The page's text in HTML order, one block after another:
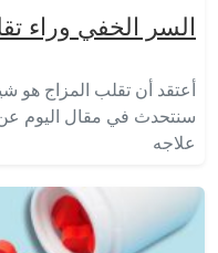
السر الخفي وراء
أعتقد أن تقلب المزاج هو
سنتحدث في مقال اليوم عن
علاجه